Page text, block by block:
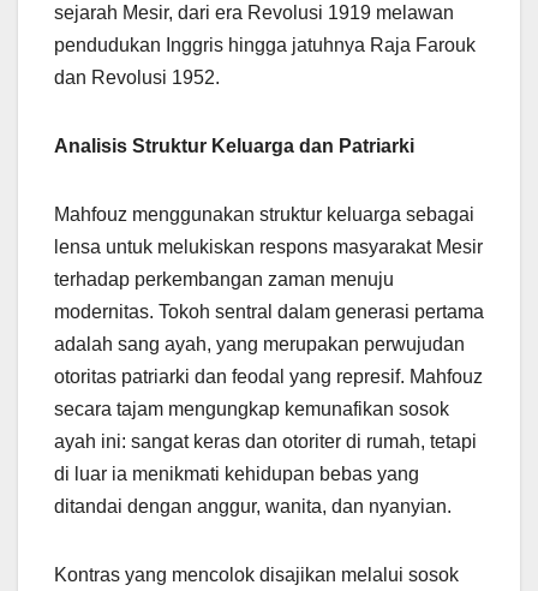
sejarah Mesir, dari era Revolusi 1919 melawan
pendudukan Inggris hingga jatuhnya Raja Farouk
dan Revolusi 1952.
Analisis Struktur Keluarga dan Patriarki
Mahfouz menggunakan struktur keluarga sebagai
lensa untuk melukiskan respons masyarakat Mesir
terhadap perkembangan zaman menuju
modernitas. Tokoh sentral dalam generasi pertama
adalah sang ayah, yang merupakan perwujudan
otoritas patriarki dan feodal yang represif. Mahfouz
secara tajam mengungkap kemunafikan sosok
ayah ini: sangat keras dan otoriter di rumah, tetapi
di luar ia menikmati kehidupan bebas yang
ditandai dengan anggur, wanita, dan nyanyian.
Kontras yang mencolok disajikan melalui sosok